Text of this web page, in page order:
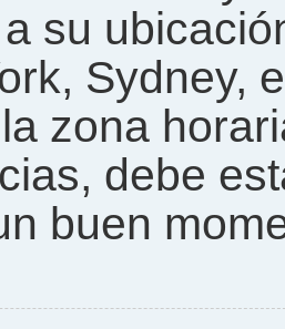
su
Sydney,
zona
debe
buen